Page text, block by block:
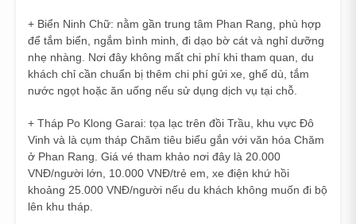
+ Biển Ninh Chữ: nằm gần trung tâm Phan Rang, phù hợp
để tắm biển, ngắm bình minh, đi dạo bờ cát và nghỉ dưỡng
nhẹ nhàng. Nơi đây không mất chi phí khi tham quan, du
khách chỉ cần chuẩn bị thêm chi phí gửi xe, ghế dù, tắm
nước ngọt hoặc ăn uống nếu sử dụng dịch vụ tại chỗ.
+ Tháp Po Klong Garai: tọa lạc trên đồi Trầu, khu vực Đô
Vinh và là cụm tháp Chăm tiêu biểu gắn với văn hóa Chăm
ở Phan Rang. Giá vé tham khảo nơi đây là 20.000
VNĐ/người lớn, 10.000 VNĐ/trẻ em, xe điện khứ hồi
khoảng 25.000 VNĐ/người nếu du khách không muốn đi bộ
lên khu tháp.